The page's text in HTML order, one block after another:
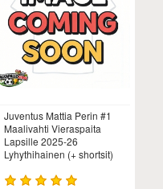
Juventus Mattia Perin #1
Maalivahti Vieraspaita
Lapsille 2025-26
Lyhythihainen (+ shortsit)